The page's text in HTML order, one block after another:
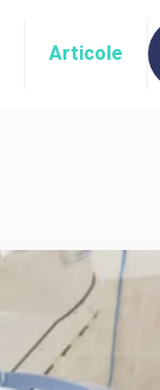
Articole